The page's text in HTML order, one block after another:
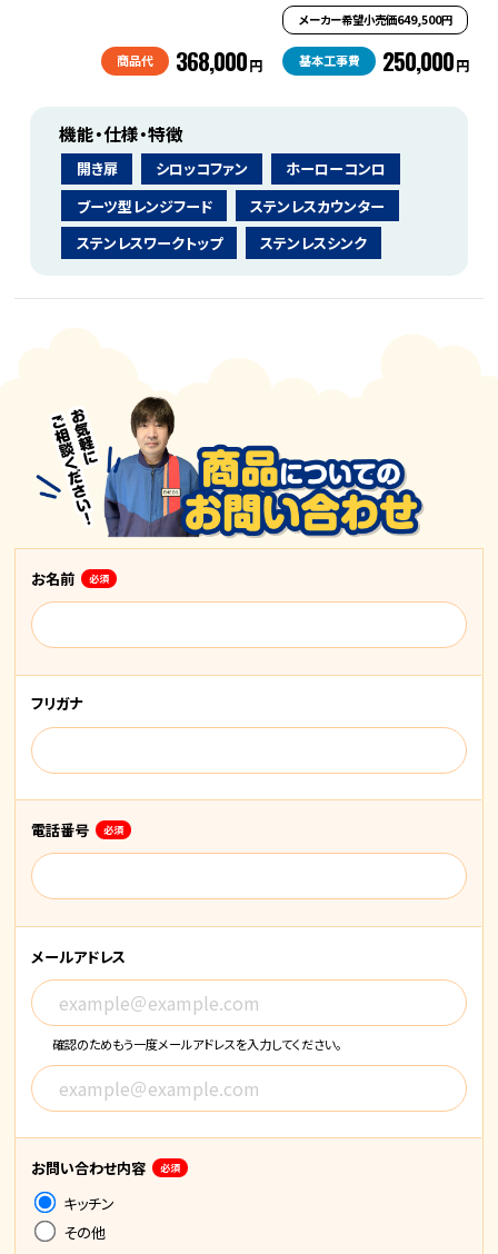
メーカー希望小売価649,500円
商品代 368,000円 基本工事費 250,000円
機能・仕様・特徴
開き扉 シロッコファン
ホーローコンロ
ブーツ型レンジフード
ステンレスカウンター
ステンレスワークトップ
ステンレスシンク
お名前 必須
フリガナ
電話番号 必須
メールアドレス
確認のためもう一度メールアドレスを入力してください。
お問い合わせ内容 必須
キッチン
その他